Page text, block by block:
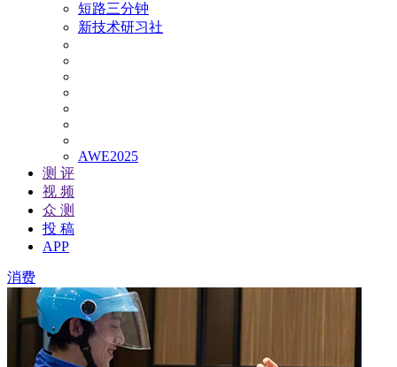
短路三分钟
新技术研习社
AWE2025
测 评
视 频
众 测
投 稿
APP
消费